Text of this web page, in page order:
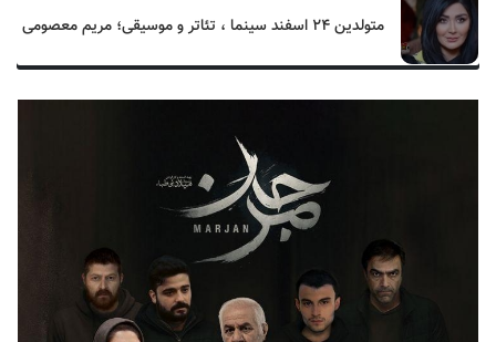
متولدین ۲۴ اسفند سینما ، تئاتر و موسیقی؛ مریم معصومی